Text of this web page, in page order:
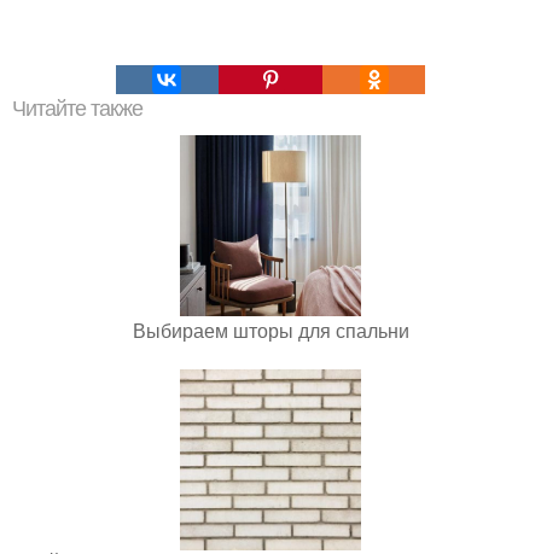
Читайте также
Выбираем шторы для спальни